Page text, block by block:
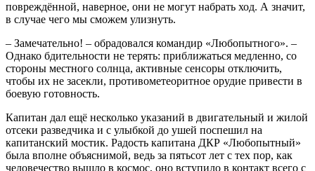
повреждённой, наверное, они не могут набрать ход. А значит,
в случае чего мы сможем улизнуть.
– Замечательно! – обрадовался командир «Любопытного». –
Однако бдительности не терять: приближаться медленно, со
стороны местного солнца, активные сенсоры отключить,
чтобы их не засекли, противометеоритное орудие привести в
боевую готовность.
Капитан дал ещё несколько указаний в двигательный и жилой
отсеки разведчика и с улыбкой до ушей поспешил на
капитанский мостик. Радость капитана ДКР «Любопытный»
была вполне объяснимой, ведь за пятьсот лет с тех пор, как
человечество вышло в космос, оно вступило в контакт всего с